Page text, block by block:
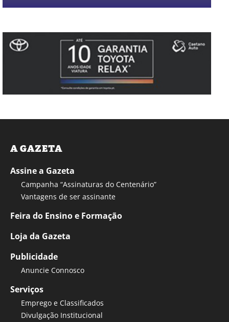
A GAZETA
Assine a Gazeta
Campanha “Assinaturas do Centenário”
Vantagens de ser assinante
Feira do Ensino e Formação
Loja da Gazeta
Publicidade
Anuncie Connosco
Serviços
Emprego e Classificados
Divulgação Institucional